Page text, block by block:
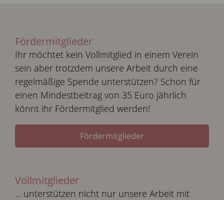
Fördermitglieder
Ihr möchtet kein Vollmitglied in einem Verein
sein aber trotzdem unsere Arbeit durch eine
regelmäßige Spende unterstützen? Schon für
einen Mindestbeitrag von 35 Euro jährlich
könnt ihr Fördermitglied werden!
Fördermitglieder
Vollmitglieder
... unterstützen nicht nur unsere Arbeit mit